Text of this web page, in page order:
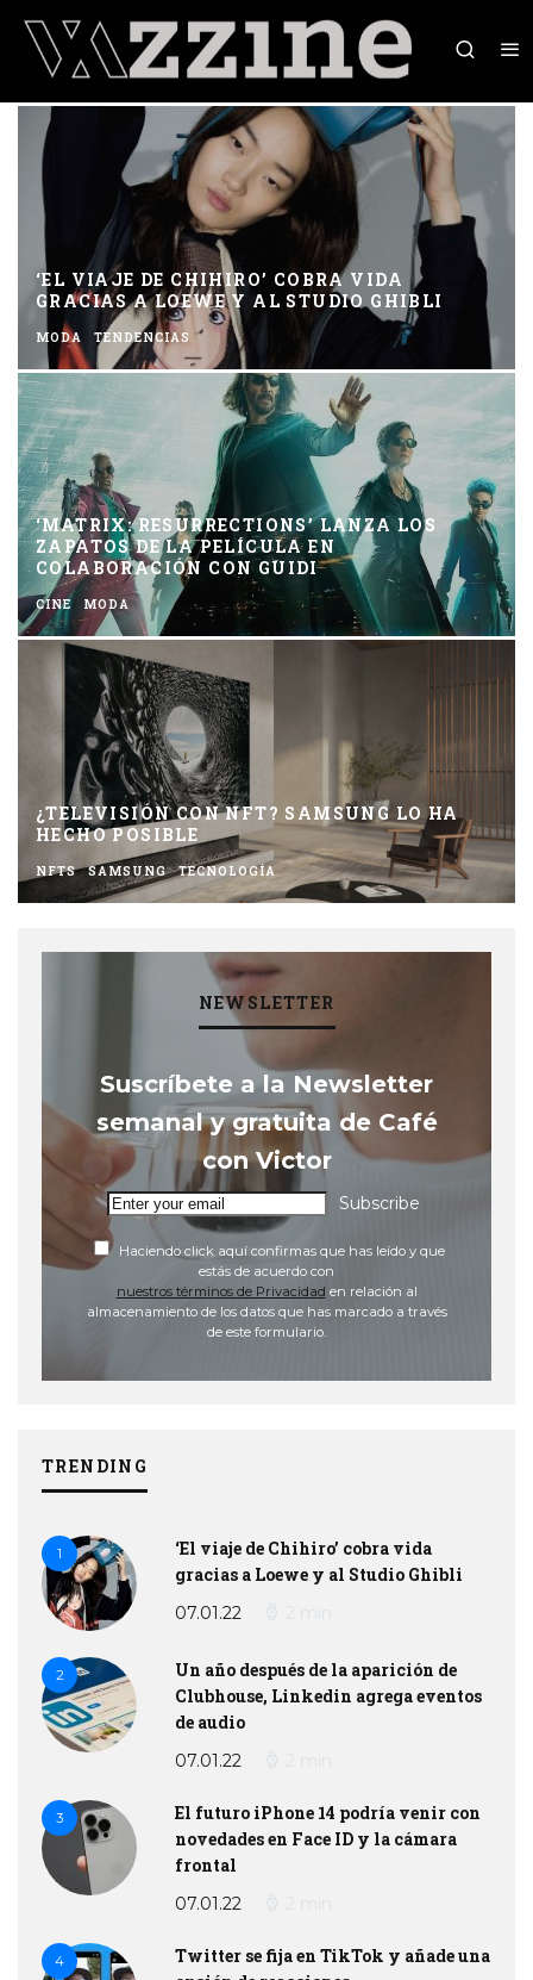
‘EL VIAJE DE CHIHIRO’ COBRA VIDA
GRACIAS A LOEWE Y AL STUDIO GHIBLI
MODA TENDENCIAS
‘MATRIX: RESURRECTIONS’ LANZA LOS
ZAPATOS DE LA PELÍCULA EN
COLABORACIÓN CON GUIDI
CINE MODA
¿TELEVISIÓN CON NFT? SAMSUNG LO HA
HECHO POSIBLE
NFTS SAMSUNG TECNOLOGÍA
NEWSLETTER
Suscríbete a la Newsletter
semanal y gratuita de Café
con Victor
Subscribe
Haciendo click aquí confirmas que has leído y que
estás de acuerdo con
nuestros términos de Privacidad en relación al
almacenamiento de los datos que has marcado a través
de este formulario.
TRENDING
1
‘El viaje de Chihiro’ cobra vida
gracias a Loewe y al Studio Ghibli
07.01.22
2
Un año después de la aparición de
Clubhouse, Linkedin agrega eventos
de audio
07.01.22
3
El futuro iPhone 14 podría venir con
novedades en Face ID y la cámara
frontal
07.01.22
4
Twitter se fija en TikTok y añade una